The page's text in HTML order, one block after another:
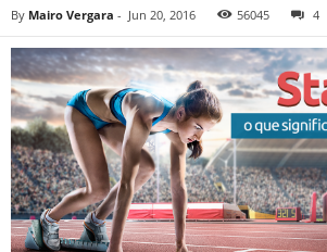
By Mairo Vergara - Jun 20, 2016 56045 4